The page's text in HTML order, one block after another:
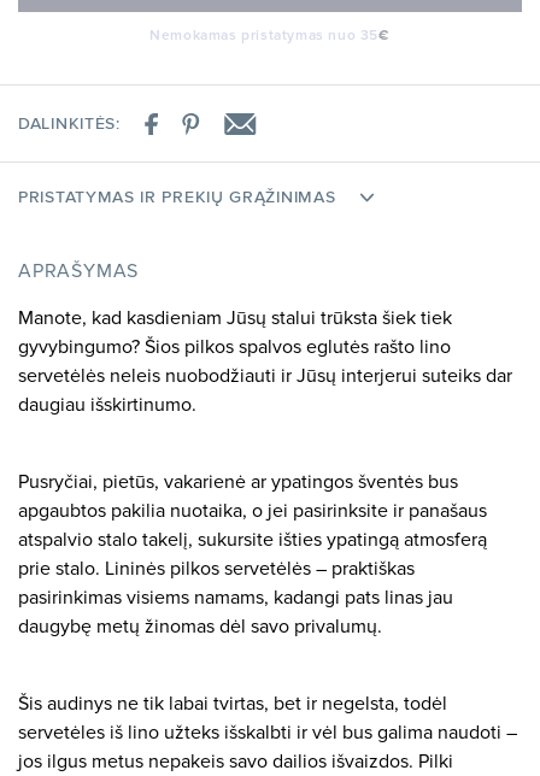
Nemokamas pristatymas nuo 35€
DALINKITĖS:
PRISTATYMAS IR PREKIŲ GRĄŽINIMAS
APRAŠYMAS
Manote, kad kasdieniam Jūsų stalui trūksta šiek tiek
gyvybingumo? Šios pilkos spalvos eglutės rašto lino
servetėlės neleis nuobodžiauti ir Jūsų interjerui suteiks dar
daugiau išskirtinumo.
Pusryčiai, pietūs, vakarienė ar ypatingos šventės bus
apgaubtos pakilia nuotaika, o jei pasirinksite ir panašaus
atspalvio stalo takelį, sukursite išties ypatingą atmosferą
prie stalo. Lininės pilkos servetėlės – praktiškas
pasirinkimas visiems namams, kadangi pats linas jau
daugybę metų žinomas dėl savo privalumų.
Šis audinys ne tik labai tvirtas, bet ir negelsta, todėl
servetėles iš lino užteks išskalbti ir vėl bus galima naudoti –
jos ilgus metus nepakeis savo dailios išvaizdos. Pilki